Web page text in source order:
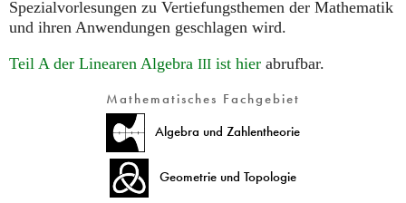
Spezialvorlesungen zu Vertiefungsthemen der Mathematik
und ihren Anwendungen geschlagen wird.
Teil A der Linearen Algebra III ist hier abrufbar.
Mathematisches Fachgebiet
Algebra und Zahlentheorie
Geometrie und Topologie